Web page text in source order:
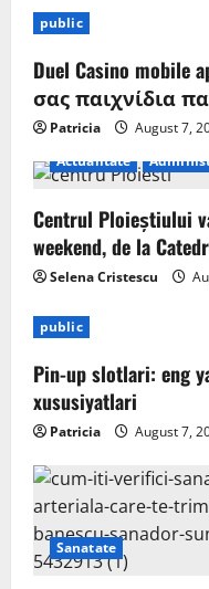
public
Duel Casino
σας παιχνίδια
Patricia
August 7,
Actualitate
Centrul Ploieștiului
weekend, de la
Selena Cristescu
public
Pin-up slotlari: eng
xususiyatlari
Patricia August 7,
Sanatate